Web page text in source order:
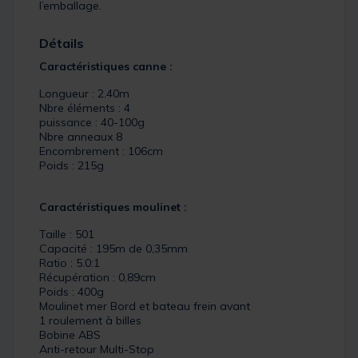
l’emballage.
Détails
Caractéristiques canne :
Longueur : 2.40m
Nbre éléments : 4
puissance : 40-100g
Nbre anneaux 8
Encombrement : 106cm
Poids : 215g
Caractéristiques moulinet :
Taille : 501
Capacité : 195m de 0,35mm
Ratio : 5.0:1
Récupération : 0,89cm
Poids : 400g
Moulinet mer Bord et bateau frein avant
1 roulement à billes
Bobine ABS
Anti-retour Multi-Stop